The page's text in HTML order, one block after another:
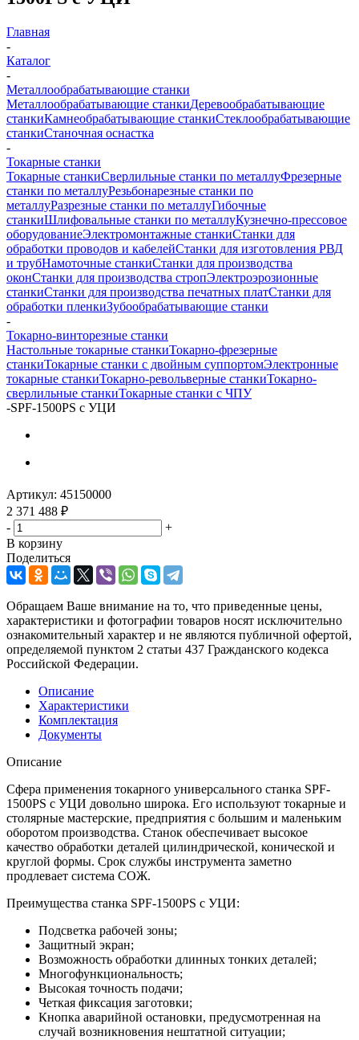
Главная
-
Каталог
-
Металлообрабатывающие станки
Металлообрабатывающие станкиДеревообрабатывающие
станкиКамнеобрабатывающие станкиСтеклообрабатывающие
станкиСтаночная оснастка
-
Токарные станки
Токарные станкиСверлильные станки по металлуФрезерные
станки по металлуРезьбонарезные станки по
металлуРазрезные станки по металлуГибочные
станкиШлифовальные станки по металлуКузнечно-прессовое
оборудованиеЭлектромонтажные станкиСтанки для
обработки проводов и кабелейСтанки для изготовления РВД
и трубНамоточные станкиСтанки для производства
оконСтанки для производства стропЭлектроэрозионные
станкиСтанки для производства печатных платСтанки для
обработки пленкиЗубообрабатывающие станки
-
Токарно-винторезные станки
Настольные токарные станкиТокарно-фрезерные
станкиТокарные станки с двойным суппортомЭлектронные
токарные станкиТокарно-револьверные станкиТокарно-
сверлильные станкиТокарные станки с ЧПУ
-SPF-1500PS с УЦИ
Артикул: 45150000
2 371 488 ₽
-
+
В корзину
Поделиться
Обращаем Ваше внимание на то, что приведенные цены,
характеристики и фотографии товаров носят исключительно
ознакомительный характер и не являются публичной офертой,
определяемой пунктом 2 статьи 437 Гражданского кодекса
Российской Федерации.
Описание
Характеристики
Комплектация
Документы
Описание
Сфера применения токарного универсального станка SРF-
1500PS с УЦИ довольно широка. Его используют токарные и
столярные мастерские, предприятия с большим и маленьким
оборотом производства. Станок обеспечивает высокое
качество обработки деталей цилиндрической, конической и
круглой формы. Срок службы инструмента заметно
продлевает система СОЖ.
Преимущества станка SРF-1500PS с УЦИ:
Подсветка рабочей зоны;
Защитный экран;
Возможность обработки длинных тонких деталей;
Многофункциональность;
Высокая точность подачи;
Четкая фиксация заготовки;
Кнопка аварийной остановки, предусмотренная на
случай возникновения нештатной ситуации;